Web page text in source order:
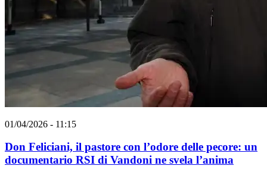
01/04/2026 - 11:15
Don Feliciani, il pastore con l’odore delle pecore: un
documentario RSI di Vandoni ne svela l’anima